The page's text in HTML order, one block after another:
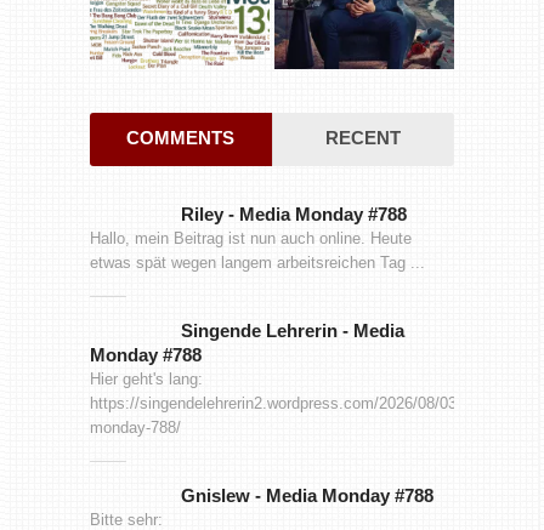
COMMENTS RECENT
Riley- Media Monday #788
Hallo, mein Beitrag ist nun auch online. Heute
etwas spät wegen langem arbeitsreichen Tag ...
Singende Lehrerin - Media
Monday #788
Hier geht's lang:
https://singendelehrerin2.wordpress.com/2026/08/03/media-
monday-788/
Gnislew - Media Monday #788
Bitte sehr: